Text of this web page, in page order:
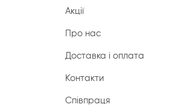
Акції
Про нас
Доставка і оплата
Контакти
Співпраця